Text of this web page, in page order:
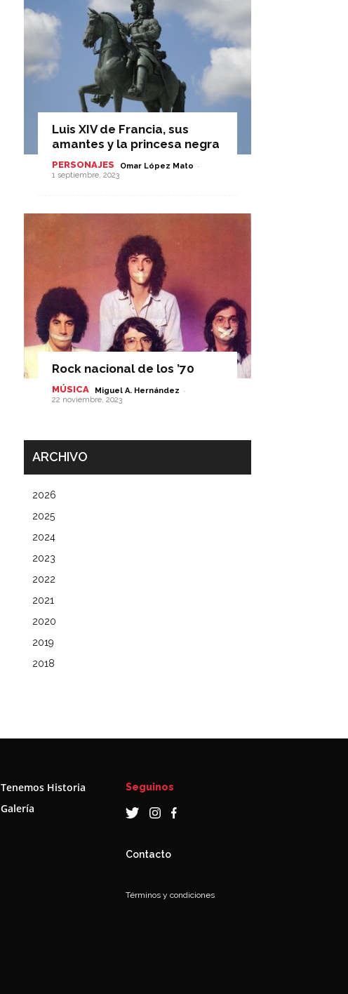
Luis XIV de Francia, sus
amantes y la princesa negra
PERSONAJES Omar López Mato -
1 septiembre, 2023
Rock nacional de los ’70
MÚSICA Miguel A. Hernández -
22 noviembre, 2023
ARCHIVO
2026
2025
2024
2023
2022
2021
2020
2019
2018
Tenemos Historia
Galería
Seguinos
Contacto
Términos y condiciones